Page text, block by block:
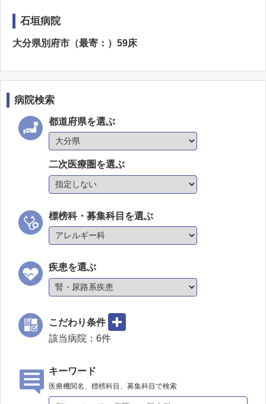
石垣病院
大分県別府市（最寄：）59床
病院検索
都道府県を選ぶ
二次医療圏を選ぶ
標榜科・募集科目を選ぶ
疾患を選ぶ
こだわり条件
該当病院： 6件
キーワード
医療機関名、標榜科目、募集科目で検索